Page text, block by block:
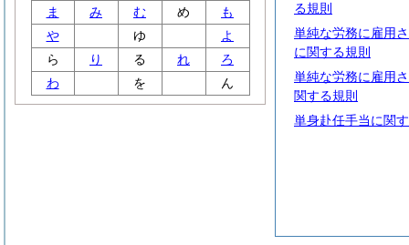
る規則
単純な労務に雇用
に関する規則
単純な労務に雇用
関する規則
単身赴任手当に関
ま
み む め
も
や
ゆ
よ
ら
り る れ
ろ
わ
を ん